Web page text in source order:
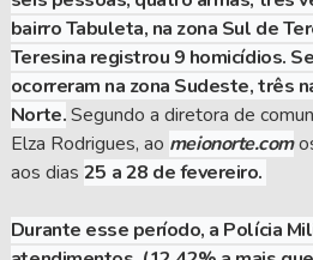
bairro Tabuleta, na zona Sul de
Teresina registrou 9 homicídios.
ocorreram na zona Sudeste, três
Norte.Segundo a diretora de
Elza Rodrigues, ao meionorte.com
aos dias 25 a 28 de fevereiro.
Durante esse período, a Polícia